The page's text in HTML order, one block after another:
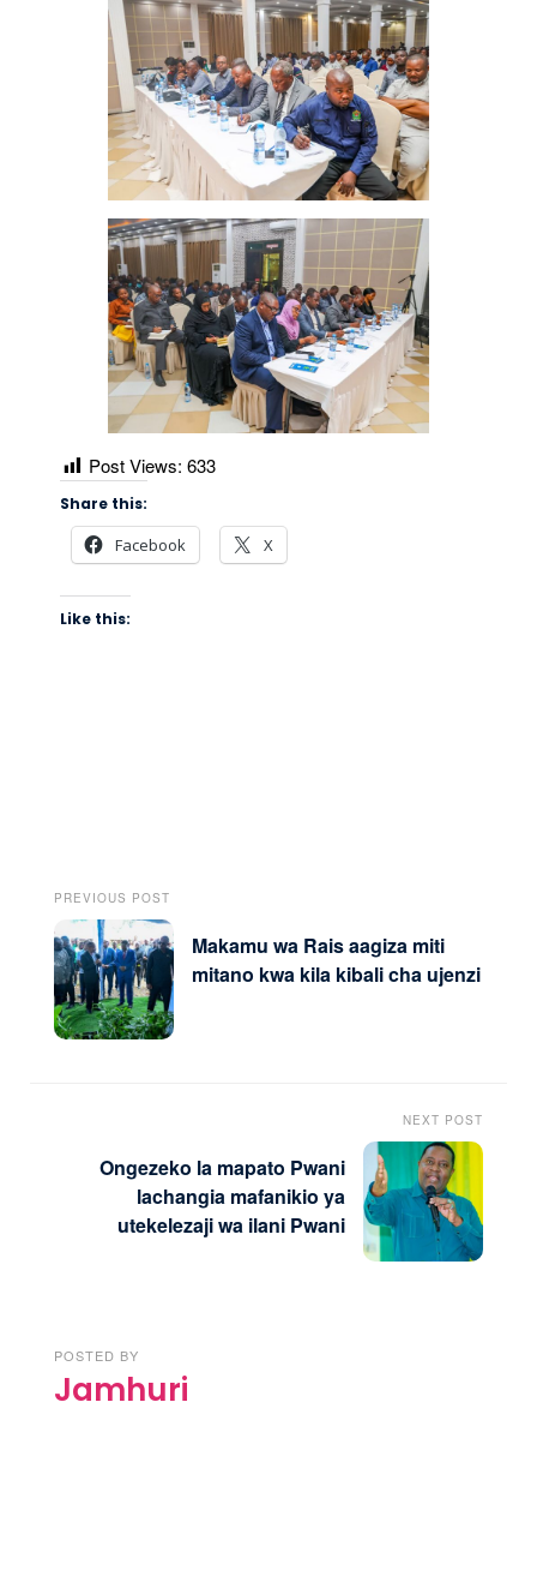
Post Views: 633
Share this:
Facebook X
Like this:
PREVIOUS POST
Makamu wa Rais aagiza miti
mitano kwa kila kibali cha ujenzi
NEXT POST
Ongezeko la mapato Pwani
lachangia mafanikio ya
utekelezaji wa ilani Pwani
POSTED BY
Jamhuri